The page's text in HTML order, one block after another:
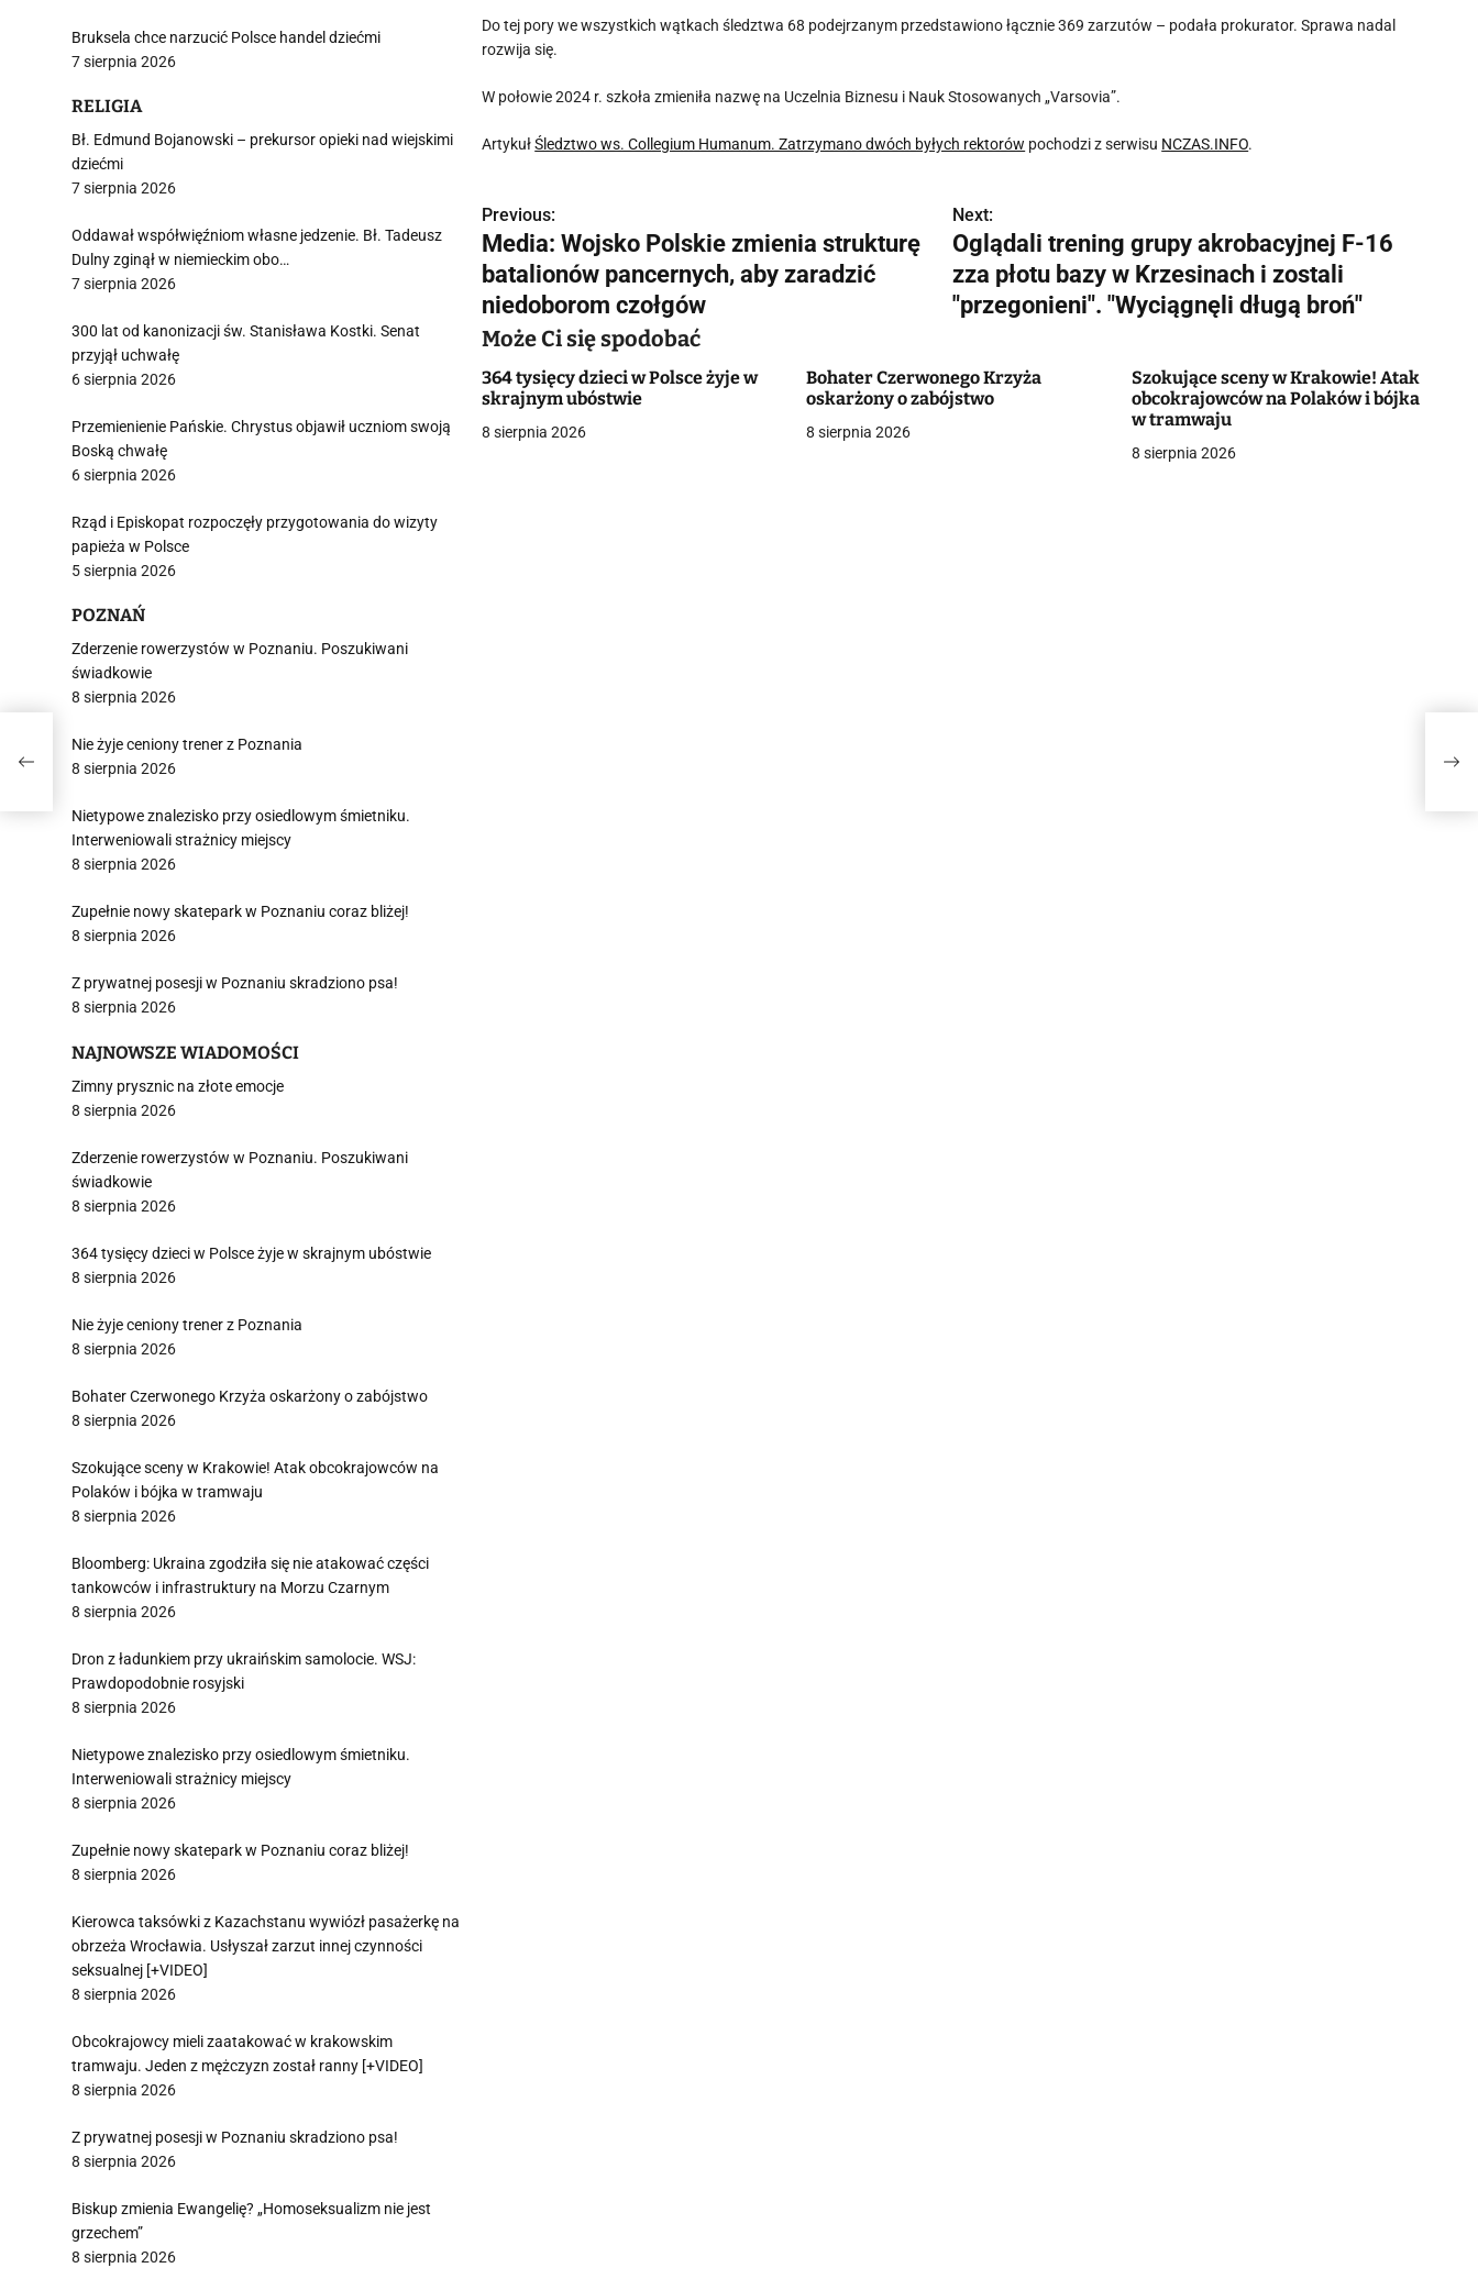
Do tej pory we wszystkich wątkach śledztwa 68 podejrzanym przedstawiono łącznie 369 zarzutów – podała prokurator. Sprawa nadal
rozwija się.
W połowie 2024 r. szkoła zmieniła nazwę na Uczelnia Biznesu i Nauk Stosowanych „Varsovia”.
ArtykułŚledztwo ws. Collegium Humanum. Zatrzymano dwóch byłych rektorów pochodzi z serwisu NCZAS.INFO.
N
a
w
i
g
a
Previous:
Media: Wojsko Polskie zmienia strukturę
batalionów pancernych, aby zaradzić
niedoborom czołgów
Next:
Oglądali trening grupy akrobacyjnej F-16
zza płotu bazy w Krzesinach i zostali
"przegonieni". "Wyciągnęli długą broń"
Może Ci się spodobać
364 tysięcy dzieci w Polsce żyje w
skrajnym ubóstwie
8 sierpnia 2026
Bohater Czerwonego Krzyża
oskarżony o zabójstwo
8 sierpnia 2026
Szokujące sceny w Krakowie! Atak
obcokrajowców na Polaków i bójka
w tramwaju
8 sierpnia 2026
Bruksela chce narzucić Polsce handel dziećmi
7 sierpnia 2026
RELIGIA
Bł. Edmund Bojanowski – prekursor opieki nad wiejskimi
dziećmi
7 sierpnia 2026
Oddawał współwięźniom własne jedzenie. Bł. Tadeusz
Dulny zginął w niemieckim obo…
7 sierpnia 2026
300 lat od kanonizacji św. Stanisława Kostki. Senat
przyjął uchwałę
6 sierpnia 2026
Przemienienie Pańskie. Chrystus objawił uczniom swoją
Boską chwałę
6 sierpnia 2026
Rząd i Episkopat rozpoczęły przygotowania do wizyty
papieża w Polsce
5 sierpnia 2026
POZNAŃ
Zderzenie rowerzystów w Poznaniu. Poszukiwani
świadkowie
8 sierpnia 2026
Nie żyje ceniony trener z Poznania
8 sierpnia 2026
Nietypowe znalezisko przy osiedlowym śmietniku.
Interweniowali strażnicy miejscy
8 sierpnia 2026
Zupełnie nowy skatepark w Poznaniu coraz bliżej!
8 sierpnia 2026
Z prywatnej posesji w Poznaniu skradziono psa!
8 sierpnia 2026
NAJNOWSZE WIADOMOŚCI
Zimny prysznic na złote emocje
8 sierpnia 2026
Zderzenie rowerzystów w Poznaniu. Poszukiwani
świadkowie
8 sierpnia 2026
364 tysięcy dzieci w Polsce żyje w skrajnym ubóstwie
8 sierpnia 2026
Nie żyje ceniony trener z Poznania
8 sierpnia 2026
Bohater Czerwonego Krzyża oskarżony o zabójstwo
8 sierpnia 2026
Szokujące sceny w Krakowie! Atak obcokrajowców na
Polaków i bójka w tramwaju
8 sierpnia 2026
Bloomberg: Ukraina zgodziła się nie atakować części
tankowców i infrastruktury na Morzu Czarnym
8 sierpnia 2026
Dron z ładunkiem przy ukraińskim samolocie. WSJ:
Prawdopodobnie rosyjski
8 sierpnia 2026
Nietypowe znalezisko przy osiedlowym śmietniku.
Interweniowali strażnicy miejscy
8 sierpnia 2026
Zupełnie nowy skatepark w Poznaniu coraz bliżej!
8 sierpnia 2026
Kierowca taksówki z Kazachstanu wywiózł pasażerkę na
obrzeża Wrocławia. Usłyszał zarzut innej czynności
seksualnej [+VIDEO]
8 sierpnia 2026
Obcokrajowcy mieli zaatakować w krakowskim
tramwaju. Jeden z mężczyzn został ranny [+VIDEO]
8 sierpnia 2026
Z prywatnej posesji w Poznaniu skradziono psa!
8 sierpnia 2026
Biskup zmienia Ewangelię? „Homoseksualizm nie jest
grzechem”
8 sierpnia 2026